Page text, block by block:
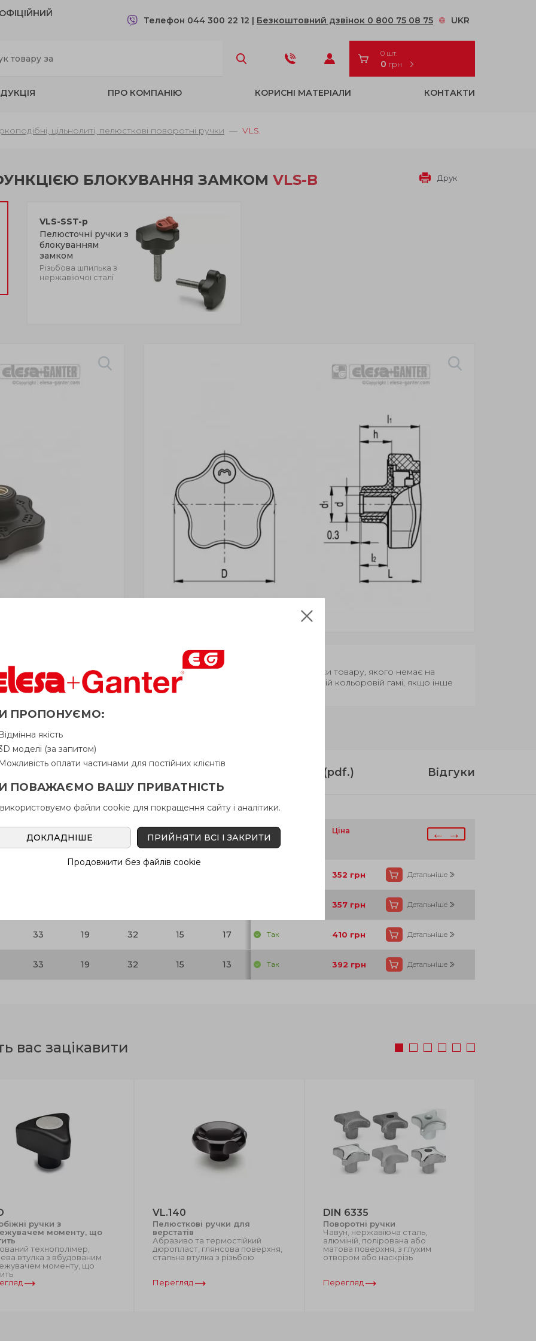
Телефон 044 300 22 12 | Безкоштовний дзвінок 0 800 75 08 75 UKR
0 шт.
0 грн
ПРО КОМПАНІЮ КОРИСНІ МАТЕРІАЛИ КОНТАКТИ
цільнолиті, пелюсткові поворотні ручки VLS.
БЛОКУВАННЯ ЗАМКОМ VLS-B Друк
VLS-SST-p
Пелюсточні ручки з
блокуванням
замком
Різьбова шпилька з
нержавіючої сталі
відвантажується Покупцеві терміном
до 6 робочих днів
. Термін поставки товару, якого немає на
Продавця. Продавець залишає за собою право відпускати товар у базовій кольоровій гамі, якщо інше
отвір
Інструкція (pdf.) Відгуки
l В наявності Ціна ← →
352 грн Детальніше
357 грн Детальніше
33 19 32 15 17 Так 410 грн Детальніше
33 19 32 15 13 Так 392 грн Детальніше
вас зацікавити
ручки з
моменту, що
технополімер,
втулка з вбудованим
моменту, що
VL.140
Пелюсткові ручки для
верстатів
Абразиво та термостійкий
дюропласт, глянсова поверхня,
стальна втулка з різьбою
Перегляд
DIN 6335
Поворотні ручки
Чавун, нержавіюча сталь,
алюміній, полірована або
матова поверхня, з глухим
отвором або наскрізь
Перегляд
ПРОПОНУЄМО:
Відмінна якість
моделі (за запитом)
Можливість оплати частинами для постійних клієнтів
ПОВАЖАЄМО ВАШУ ПРИВАТНІСТЬ
файли cookie для покращення сайту і аналітики.
ДОКЛАДНІШЕ ПРИЙНЯТИ ВСІ І ЗАКРИТИ
Продовжити без файлів cookie